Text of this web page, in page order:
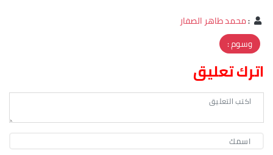
:محمد طاهر الصفار
وسوم :
اترك تعليق